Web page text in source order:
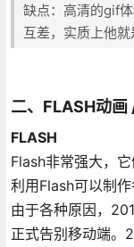
缺点：高清的gif
互差，实质上他
二、FLASH动
FLASH
Flash非常强大，
利用Flash可以制
由于各种原因，
正式告别移动端。